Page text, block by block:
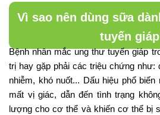
Vì sao nên dùng sữa
tuyến
Bệnh nhân mắc ung thư tuyến giáp
trị hay gặp phải các triệu chứng như:
nhiễm, khó nuốt... Dấu hiệu phổ
mất vị giác, dẫn đến tình trạng
lượng cho cơ thể và khiến cơ thể bị